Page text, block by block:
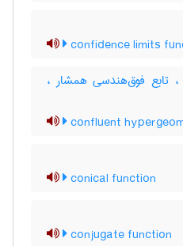
confidence limits
تابع فوق‌هندسی همشار ،
confluent
conical function
conjugate function